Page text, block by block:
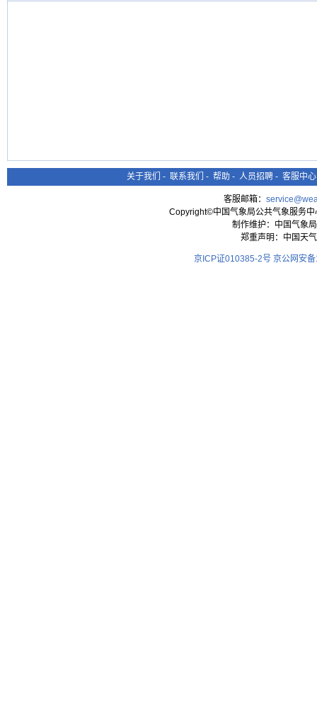
关于我们 - 联系我们 - 帮助 - 人员招聘 - 客服中心
客服邮箱：
Copyright©中国气象局公共气象服务
制作维护：中国气象
郑重声明：中国天
京ICP证010385-2号 京公网安